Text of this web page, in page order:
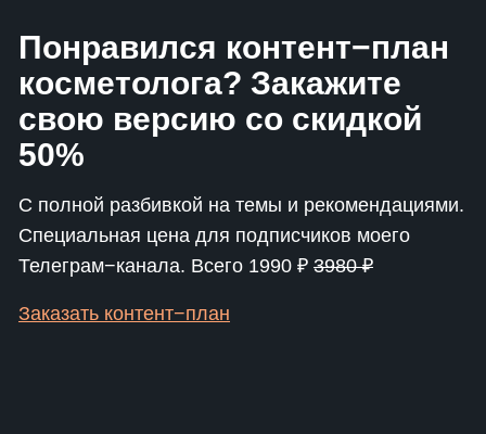
Понравился контент−план
косметолога? Закажите
свою версию со скидкой
50%
С полной разбивкой на темы и рекомендациями.
Специальная цена для подписчиков моего
Телеграм−канала. Всего 1990 ₽ 3980 ₽
Заказать контент−план